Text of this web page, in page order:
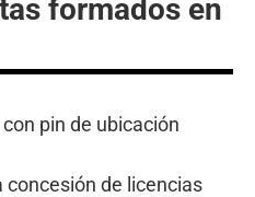
formados en
de licencias